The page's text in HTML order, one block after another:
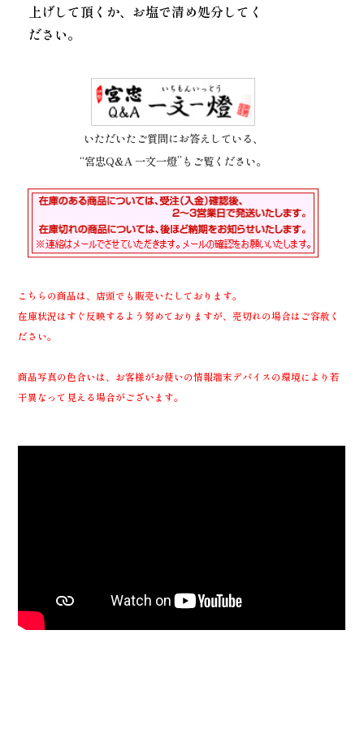
上げして頂くか、お塩で清め処分してく
ださい。
いただいたご質問にお答えしている、
“宮忠Q&A 一文一燈”もご覧ください。
こちらの商品は、店頭でも販売いたしております。
在庫状況はすぐ反映するよう努めておりますが、売切れの場合はご容赦く
ださい。
商品写真の色合いは、お客様がお使いの情報端末デバイスの環境により若
干異なって見える場合がございます。